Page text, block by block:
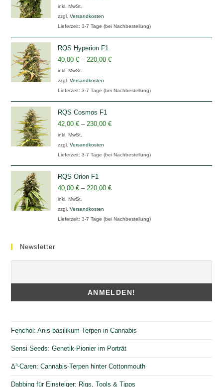
inkl. MwSt.
zzgl.Versandkosten
Lieferzeit:3-7 Tage (bei Nachbestellung)
RQS Hyperion F1
40,00€ –220,00€
inkl. MwSt.
zzgl.Versandkosten
Lieferzeit:3-7 Tage (bei Nachbestellung)
RQS Cosmos F1
42,00€ –230,00€
inkl. MwSt.
zzgl.Versandkosten
Lieferzeit:3-7 Tage (bei Nachbestellung)
RQS Orion F1
40,00€ –220,00€
inkl. MwSt.
zzgl.Versandkosten
Lieferzeit:3-7 Tage (bei Nachbestellung)
Newsletter
Fenchol: Anis-basilikum-Terpen in Cannabis
Sensi Seeds: Genetik-Pionier im Porträt
Δ³-Caren: Cannabis-Terpen hinter Cottonmouth
Dabbing für Einsteiger: Rigs, Tools & Tipps